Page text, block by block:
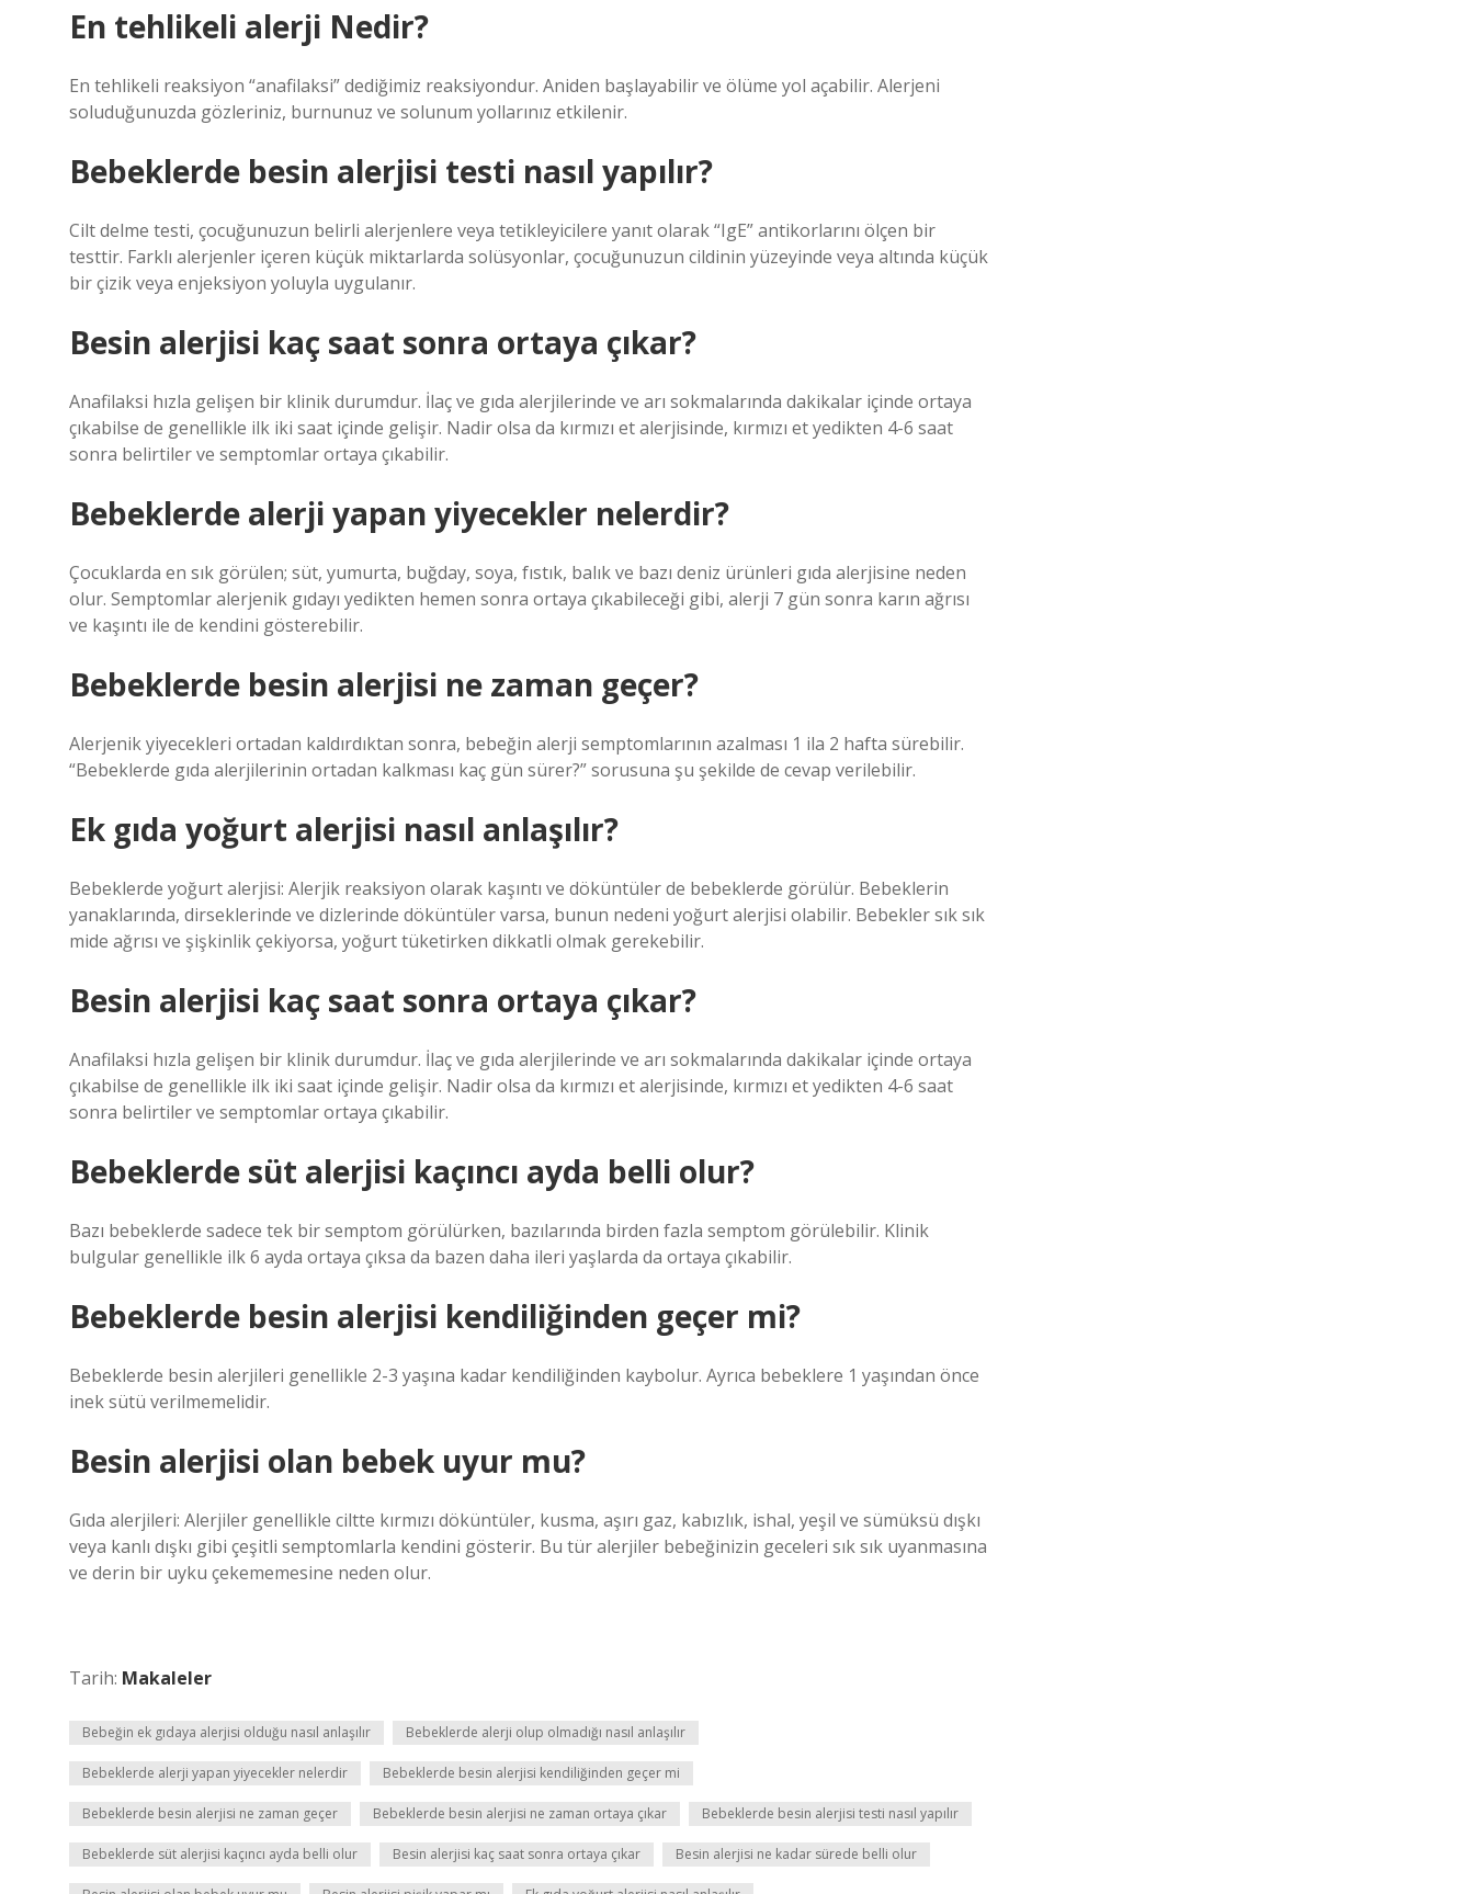
En tehlikeli alerji Nedir?
En tehlikeli reaksiyon “anafilaksi” dediğimiz reaksiyondur. Aniden başlayabilir ve ölüme yol açabilir. Alerjeni
soluduğunuzda gözleriniz, burnunuz ve solunum yollarınız etkilenir.
Bebeklerde besin alerjisi testi nasıl yapılır?
Cilt delme testi, çocuğunuzun belirli alerjenlere veya tetikleyicilere yanıt olarak “IgE” antikorlarını ölçen bir
testtir. Farklı alerjenler içeren küçük miktarlarda solüsyonlar, çocuğunuzun cildinin yüzeyinde veya altında küçük
bir çizik veya enjeksiyon yoluyla uygulanır.
Besin alerjisi kaç saat sonra ortaya çıkar?
Anafilaksi hızla gelişen bir klinik durumdur. İlaç ve gıda alerjilerinde ve arı sokmalarında dakikalar içinde ortaya
çıkabilse de genellikle ilk iki saat içinde gelişir. Nadir olsa da kırmızı et alerjisinde, kırmızı et yedikten 4-6 saat
sonra belirtiler ve semptomlar ortaya çıkabilir.
Bebeklerde alerji yapan yiyecekler nelerdir?
Çocuklarda en sık görülen; süt, yumurta, buğday, soya, fıstık, balık ve bazı deniz ürünleri gıda alerjisine neden
olur. Semptomlar alerjenik gıdayı yedikten hemen sonra ortaya çıkabileceği gibi, alerji 7 gün sonra karın ağrısı
ve kaşıntı ile de kendini gösterebilir.
Bebeklerde besin alerjisi ne zaman geçer?
Alerjenik yiyecekleri ortadan kaldırdıktan sonra, bebeğin alerji semptomlarının azalması 1 ila 2 hafta sürebilir.
“Bebeklerde gıda alerjilerinin ortadan kalkması kaç gün sürer?” sorusuna şu şekilde de cevap verilebilir.
Ek gıda yoğurt alerjisi nasıl anlaşılır?
Bebeklerde yoğurt alerjisi: Alerjik reaksiyon olarak kaşıntı ve döküntüler de bebeklerde görülür. Bebeklerin
yanaklarında, dirseklerinde ve dizlerinde döküntüler varsa, bunun nedeni yoğurt alerjisi olabilir. Bebekler sık ​​sık
mide ağrısı ve şişkinlik çekiyorsa, yoğurt tüketirken dikkatli olmak gerekebilir.
Besin alerjisi kaç saat sonra ortaya çıkar?
Anafilaksi hızla gelişen bir klinik durumdur. İlaç ve gıda alerjilerinde ve arı sokmalarında dakikalar içinde ortaya
çıkabilse de genellikle ilk iki saat içinde gelişir. Nadir olsa da kırmızı et alerjisinde, kırmızı et yedikten 4-6 saat
sonra belirtiler ve semptomlar ortaya çıkabilir.
Bebeklerde süt alerjisi kaçıncı ayda belli olur?
Bazı bebeklerde sadece tek bir semptom görülürken, bazılarında birden fazla semptom görülebilir. Klinik
bulgular genellikle ilk 6 ayda ortaya çıksa da bazen daha ileri yaşlarda da ortaya çıkabilir.
Bebeklerde besin alerjisi kendiliğinden geçer mi?
Bebeklerde besin alerjileri genellikle 2-3 yaşına kadar kendiliğinden kaybolur. Ayrıca bebeklere 1 yaşından önce
inek sütü verilmemelidir.
Besin alerjisi olan bebek uyur mu?
Gıda alerjileri: Alerjiler genellikle ciltte kırmızı döküntüler, kusma, aşırı gaz, kabızlık, ishal, yeşil ve sümüksü dışkı
veya kanlı dışkı gibi çeşitli semptomlarla kendini gösterir. Bu tür alerjiler bebeğinizin geceleri sık sık uyanmasına
ve derin bir uyku çekememesine neden olur.
Tarih: Makaleler
Bebeğin ek gıdaya alerjisi olduğu nasıl anlaşılır Bebeklerde alerji olup olmadığı nasıl anlaşılır
Bebeklerde alerji yapan yiyecekler nelerdir Bebeklerde besin alerjisi kendiliğinden geçer mi
Bebeklerde besin alerjisi ne zaman geçer Bebeklerde besin alerjisi ne zaman ortaya çıkar Bebeklerde besin alerjisi testi nasıl yapılır
Bebeklerde süt alerjisi kaçıncı ayda belli olur Besin alerjisi kaç saat sonra ortaya çıkar Besin alerjisi ne kadar sürede belli olur